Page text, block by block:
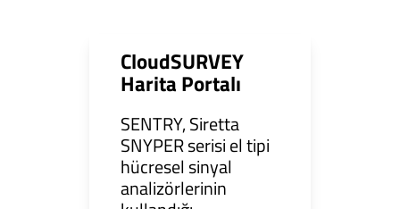
CloudSURVEY
Harita Portalı
SENTRY, Siretta
SNYPER serisi el tipi
hücresel sinyal
analizörlerinin